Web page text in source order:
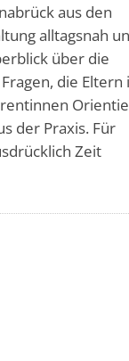
aus den
alltagsnah
über die
die Eltern
der Praxis. Für
Zeit